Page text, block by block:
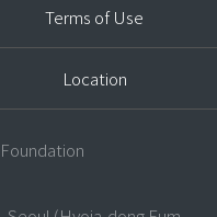
Terms of Use
Location